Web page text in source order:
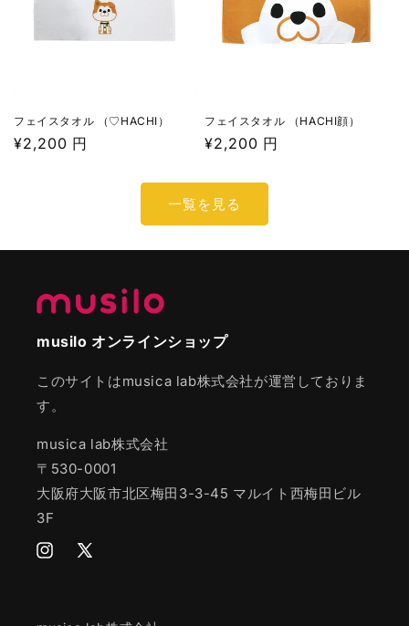
フェイスタオル （♡HACHI）
通
¥2,200 円
フェイスタオル （HACHI顔）
通
価
格
¥2,200 円
一覧を見る
musilo オンラインショップ
このサイトはmusica lab株式会社が運営しておりま
す。
musica lab株式会社
〒530-0001
大阪府大阪市北区梅田3-3-45 マルイト西梅田ビル
3F
InstagramTwitter